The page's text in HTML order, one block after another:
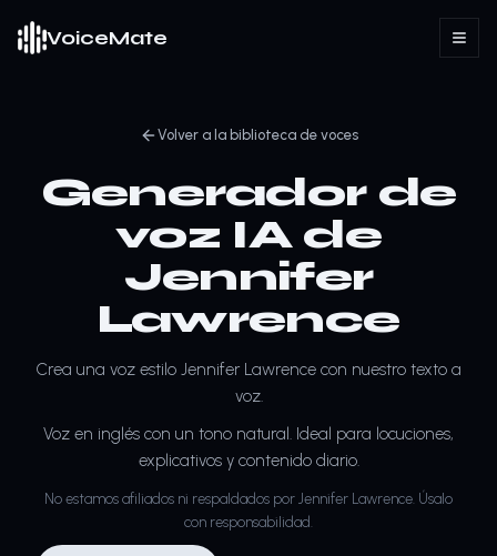
VoiceMate
Volver a la biblioteca de voces
Generador de
voz IA de
Jennifer
Lawrence
Crea una voz estilo Jennifer Lawrence con nuestro texto a
voz.
Voz en inglés con un tono natural. Ideal para locuciones,
explicativos y contenido diario.
No estamos afiliados ni respaldados por Jennifer Lawrence. Úsalo
con responsabilidad.